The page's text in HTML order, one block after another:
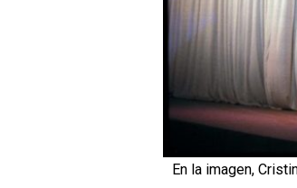
En la imagen,